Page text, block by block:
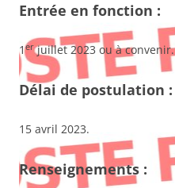
Entrée en fonction :
1erjuillet 2023 ou à convenir.
Délai de postulation :
15 avril 2023.
Renseignements :